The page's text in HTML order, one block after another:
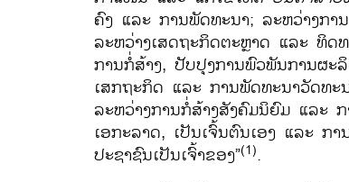
ຄົງ ​ແລະ ​ການ​ພັດ​ທະ​ນາ​; ລະຫວ່າງ​ກາ
ລະຫວ່າງ​ເສດຖະກິດ​ຕະຫຼາດ ​ແລະ ທິດ​
ການ​ກໍ່ສ້າງ, ປັບ​ປຸງ​ການ​ພົວພັນ​ການ​ຜະ
ເສກ​ຖະກິດ ​ແລະ ການ​ພັດທະນາ​ວັດທ
ລະຫວ່າງ​ການກໍ່ສ້າງ​ສັງຄົມ​ນິຍົມ ​ແລະ
ເອກະ​ລາດ, ​ເປັນ​ເຈົ້ນ​ຕົນ​ເອງ ​ແລະ ກ
ປະຊາຊົນ​ເປັນ​ເຈົ້າຂອງ”(1).